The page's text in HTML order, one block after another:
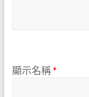
顯示名稱*